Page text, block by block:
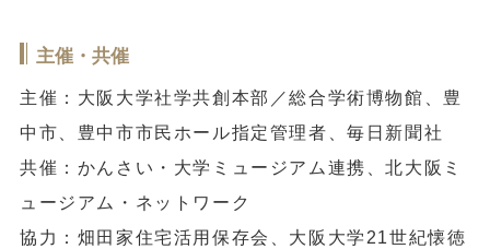
主催・共催
主催：大阪大学社学共創本部／総合学術博物館、豊
中市、豊中市市民ホール指定管理者、毎日新聞社
共催：かんさい・大学ミュージアム連携、北大阪ミ
ュージアム・ネットワーク
協力：畑田家住宅活用保存会、大阪大学21世紀懐徳